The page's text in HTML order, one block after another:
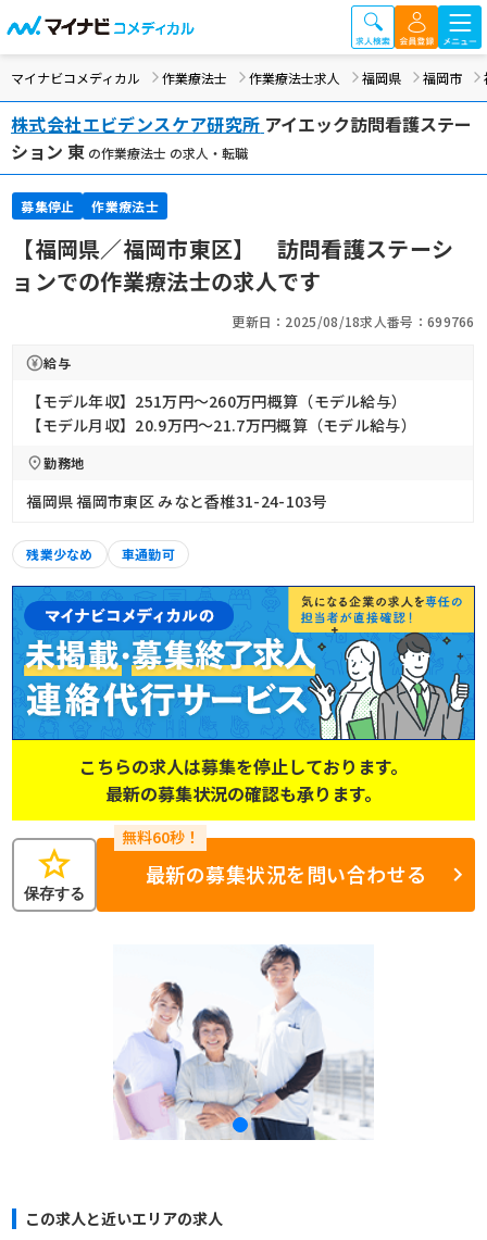
マイナビコメディカル 作業療法士 作業療法士求人 福岡県 福岡市
株式会社エビデンスケア研究所 アイエック訪問看護ステー
ション 東 の作業療法士 の求人・転職
募集停止 作業療法士
【福岡県／福岡市東区】 訪問看護ステーシ
ョンでの作業療法士の求人です
更新日：2025/08/18求人番号：699766
給与
【モデル年収】251万円〜260万円概算（モデル給与）
【モデル月収】20.9万円〜21.7万円概算（モデル給与）
勤務地
福岡県 福岡市東区 みなと香椎31-24-103号
残業少なめ 車通勤可
こちらの求人は募集を停止しております。
最新の募集状況の確認も承ります。
star
保存する
最新の募集状況を問い合わせる
この求人と近いエリアの求人